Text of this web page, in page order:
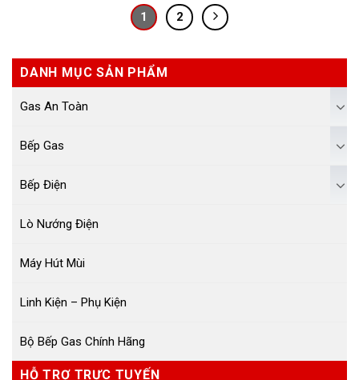
1 2
DANH MỤC SẢN PHẨM
Gas An Toàn
Bếp Gas
Bếp Điện
Lò Nướng Điện
Máy Hút Mùi
Linh Kiện – Phụ Kiện
Bộ Bếp Gas Chính Hãng
HỖ TRỢ TRỰC TUYẾN